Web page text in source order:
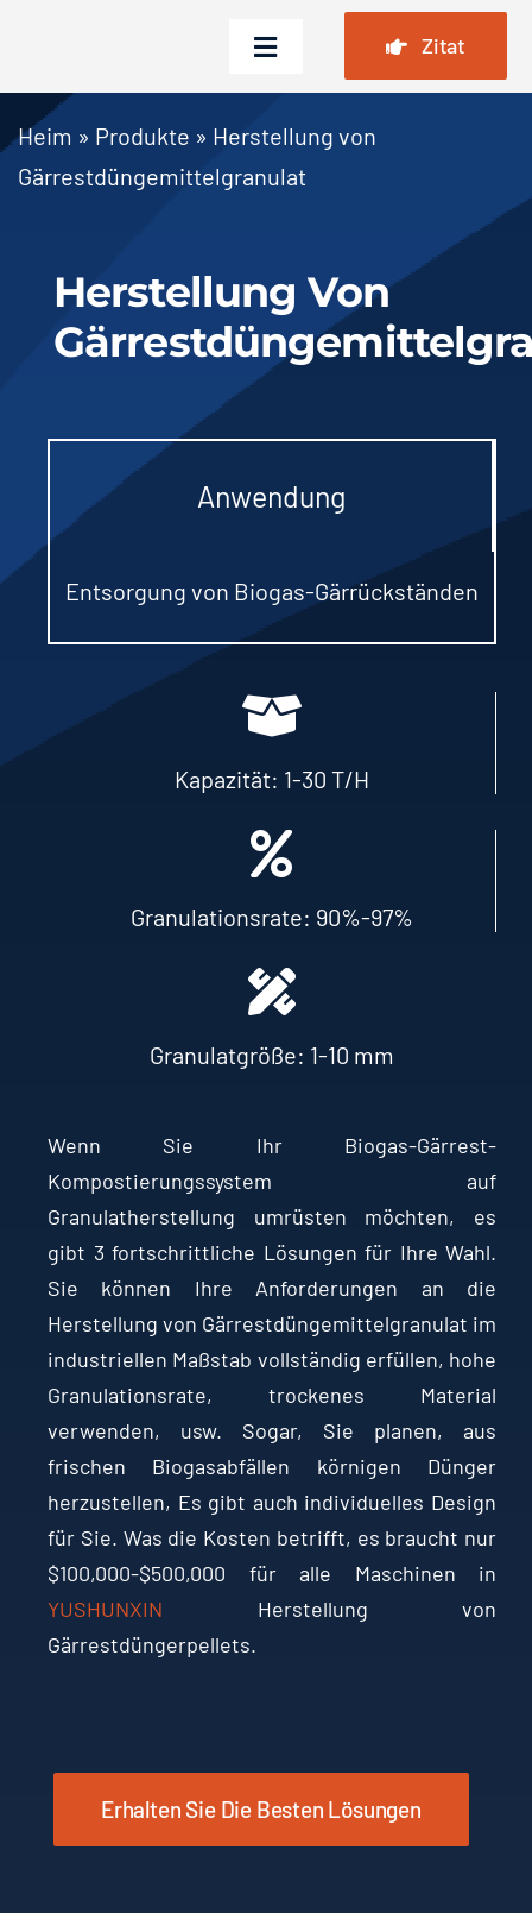
springen
Navigation
umschalten
Heim
Produkte
FAQ
Nachricht
Zitat
Heim » Produkte » Herstellung von
Gärrestdüngemittelgranulat
Herstellung Von
Anwendung
Entsorgung von Biogas-Gärrückständen
Kapazität: 1-30 T/H
Granulationsrate: 90%-97%
Granulatgröße: 1-10 mm
Wenn Sie Ihr Biogas-Gärrest-
Kompostierungssystem auf
Granulatherstellung umrüsten möchten, es
gibt 3 fortschrittliche Lösungen für Ihre Wahl.
Sie können Ihre Anforderungen an die
Herstellung von Gärrestdüngemittelgranulat im
industriellen Maßstab vollständig erfüllen, hohe
Granulationsrate, trockenes Material
verwenden, usw. Sogar, Sie planen, aus
frischen Biogasabfällen körnigen Dünger
herzustellen, Es gibt auch individuelles Design
für Sie. Was die Kosten betrifft, es braucht nur
$100,000-$500,000 für alle Maschinen in
YUSHUNXIN Herstellung von
Gärrestdüngerpellets.
Erhalten Sie Die Besten Lösungen